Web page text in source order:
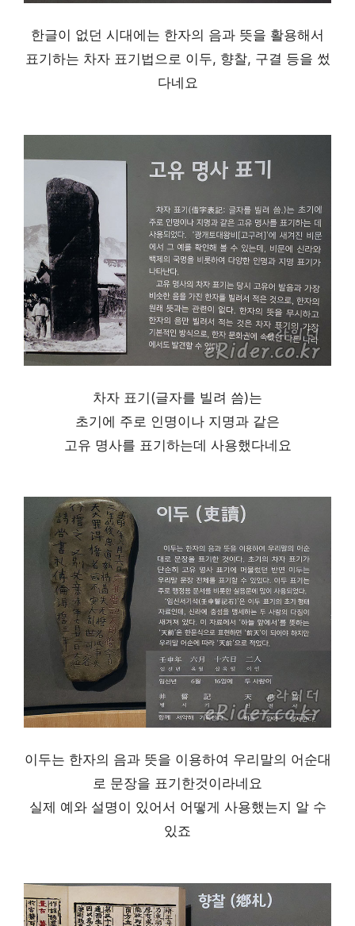
한글이 없던 시대에는 한자의 음과 뜻을 활용해서
표기하는 차자 표기법으로 이두, 향찰, 구결 등을 썼
다네요
차자 표기(글자를 빌려 씀)는
초기에 주로 인명이나 지명과 같은
고유 명사를 표기하는데 사용했다네요
이두는 한자의 음과 뜻을 이용하여 우리말의 어순대
로 문장을 표기한것이라네요
실제 예와 설명이 있어서 어떻게 사용했는지 알 수
있죠